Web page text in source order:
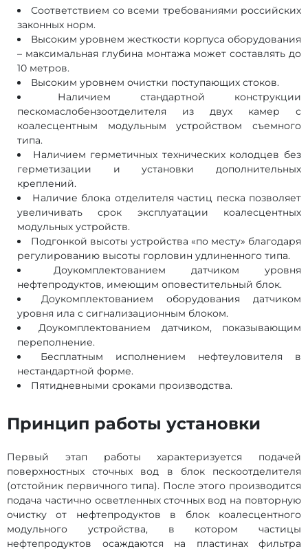
Соответствием со всеми требованиями российских
законных норм.
Высоким уровнем жесткости корпуса оборудования
– максимальная глубина монтажа может составлять до
10 метров.
Высоким уровнем очистки поступающих стоков.
Наличием стандартной конструкции
пескомаслобензоотделителя из двух камер с
коалесцентным модульным устройством съемного
типа.
Наличием герметичных технических колодцев без
герметизации и установки дополнительных
креплений.
Наличие блока отделителя частиц песка позволяет
увеличивать срок эксплуатации коалесцентных
модульных устройств.
Подгонкой высоты устройства «по месту» благодаря
регулированию высоты горловин удлиненного типа.
Доукомплектованием датчиком уровня
нефтепродуктов, имеющим оповестительный блок.
Доукомплектованием оборудования датчиком
уровня ила с сигнализационным блоком.
Доукомплектованием датчиком, показывающим
переполнение.
Бесплатным исполнением нефтеуловителя в
нестандартной форме.
Пятидневными сроками производства.
Принцип работы установки
Первый этап работы характеризуется подачей
поверхностных сточных вод в блок пескоотделителя
(отстойник первичного типа). После этого производится
подача частично осветленных сточных вод на повторную
очистку от нефтепродуктов в блок коалесцентного
модульного устройства, в котором частицы
нефтепродуктов осаждаются на пластинах фильтра